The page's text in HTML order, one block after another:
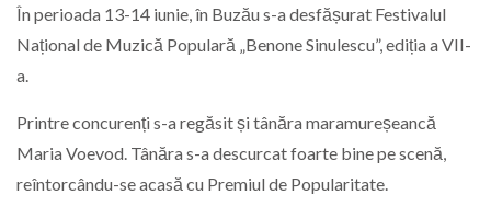
În perioada 13-14 iunie, în Buzău s-a desfășurat Festivalul
Național de Muzică Populară „Benone Sinulescu”, ediția a VII-
a.
Printre concurenți s-a regăsit și tânăra maramureșeancă
Maria Voevod. Tânăra s-a descurcat foarte bine pe scenă,
reîntorcându-se acasă cu Premiul de Popularitate.